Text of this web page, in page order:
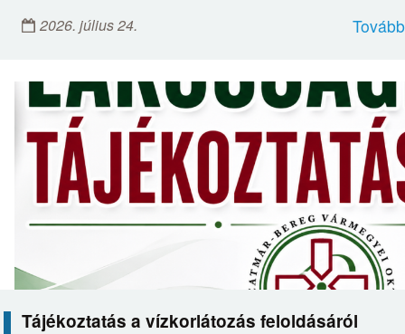
2026. július 24.
Tájékoztatás a vízkorlátozás feloldásáról